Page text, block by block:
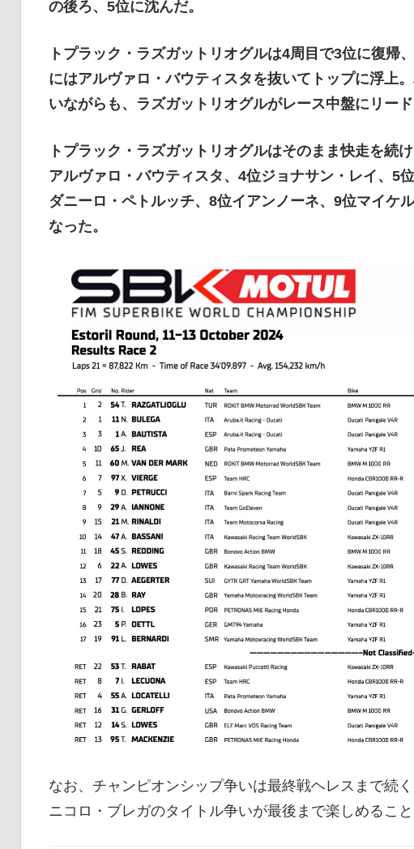
の後ろ、5位に沈んだ。
トプラック・ラズガットリオグルは4周目で3位に復帰
にはアルヴァロ・バウティスタを抜いてトップに浮上
いながらも、ラズガットリオグルがレース中盤にリード
トプラック・ラズガットリオグルはそのまま快走を続
アルヴァロ・バウティスタ、4位ジョナサン・レイ、5
ダニーロ・ペトルッチ、8位イアンノーネ、9位マイケ
なった。
なお、チャンピオンシップ争いは最終戦ヘレスまで続
ニコロ・ブレガのタイトル争いが最後まで楽しめること